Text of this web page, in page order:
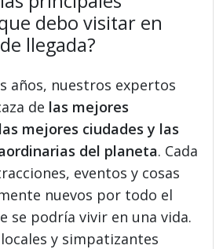
debo visitar en
llegada?
años, nuestros expertos
de las mejores
mejores ciudades y las
del planeta. Cada
eventos y cosas
nuevos por todo el
se podría vivir en una vida.
y simpatizantes